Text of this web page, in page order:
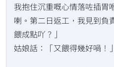
我抱住沉重嘅心情落咗插胃
喇。第二日返工，我見到負
餵成點吖？」
姑娘話：「又餵得幾好喎！」